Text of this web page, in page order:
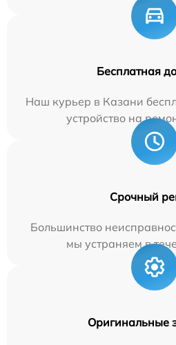
Бесплатная
Наш курьер в Казани
устройство на
Срочный
Большинство
мы устраняем в
Оригинальные